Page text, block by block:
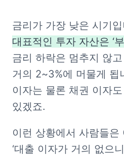
금리가 가장 낮은 시기
대표적인 투자 자산은 ‘
금리 하락은 멈추지 않
거의 2~3%에 머물게 됩
이자는 물론 채권 이자
있겠죠.
이런 상황에서 사람들은
‘대출 이자가 거의 없으